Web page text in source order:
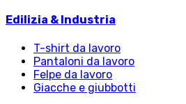
Edilizia & Industria
T-shirt da lavoro
Pantaloni da lavoro
Felpe da lavoro
Giacche e giubbotti